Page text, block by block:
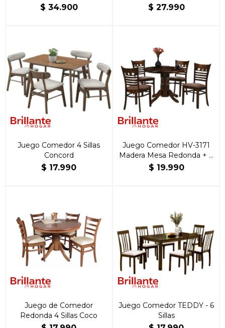
$ 34.900 $ 27.990
Juego Comedor 4 Sillas
Concord
$ 17.990
Juego Comedor HV-3171
Madera Mesa Redonda + 4
sillas
$ 19.990
Juego de Comedor
Redonda 4 Sillas Coco
Juego Comedor TEDDY - 6
Sillas